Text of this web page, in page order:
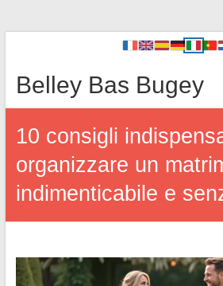
Belley Bas Bugey
10 consigli
organizzare un
indimenticabile e